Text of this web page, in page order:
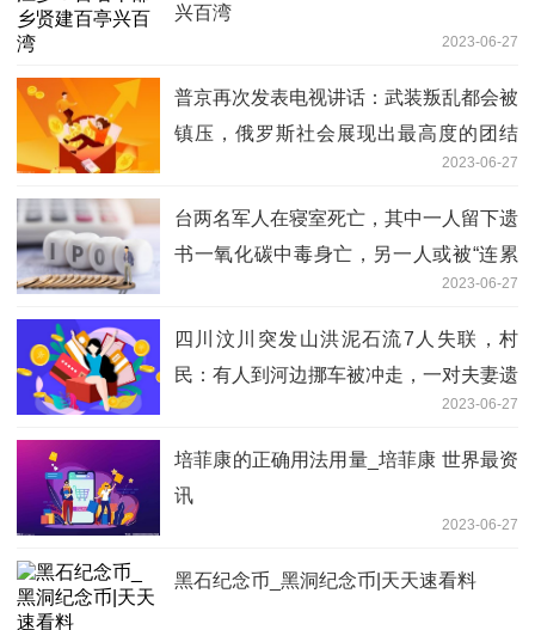
兴百湾
2023-06-27
普京再次发表电视讲话：武装叛乱都会被
镇压，俄罗斯社会展现出最高度的团结
2023-06-27
台两名军人在寝室死亡，其中一人留下遗
书一氧化碳中毒身亡，另一人或被“连累
2023-06-27
四川汶川突发山洪泥石流7人失联，村
民：有人到河边挪车被冲走，一对夫妻遗
2023-06-27
培菲康的正确用法用量_培菲康 世界最资
讯
2023-06-27
黑石纪念币_黑洞纪念币|天天速看料